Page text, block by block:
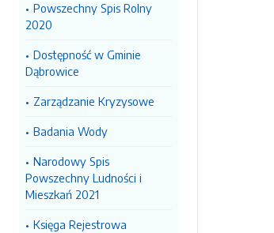
Powszechny Spis Rolny
2020
Dostępność w Gminie
Dąbrowice
Zarządzanie Kryzysowe
Badania Wody
Narodowy Spis
Powszechny Ludności i
Mieszkań 2021
Księga Rejestrowa